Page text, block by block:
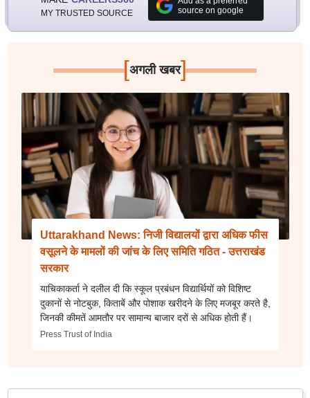
MY TRUSTED SOURCE
source on google
[अगली खबर]
Uttarakhand News: निजी विद्यालयों द्वारा अधिक फीस
वसूलने के मामलों की जांच के लिए समिति गठित - उत्तराखंड
सरकार
याचिकाकर्ता ने दलील दी कि स्कूल प्रबंधन विद्यार्थियों को विशिष्ट
दुकानों से नोटबुक, किताबें और पोशाक खरीदने के लिए मजबूर करते है,
जिनकी कीमतें आमतौर पर सामान्य बाजार दरों से अधिक होती हैं।
Press Trust of India